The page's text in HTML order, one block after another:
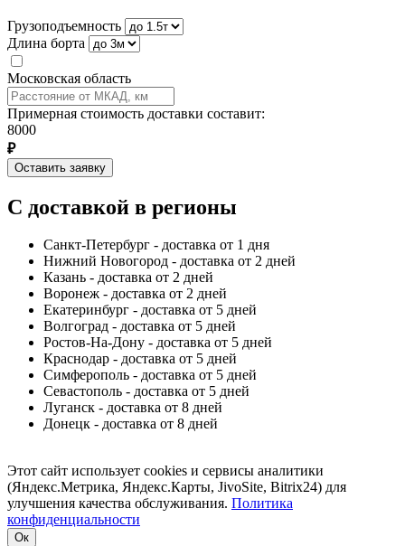
Грузоподъемность
Длина борта
Московская область
Примерная стоимость доставки составит:
8000
₽
Оставить заявку
С доставкой в регионы
Санкт-Петербург - доставка от 1 дня
Нижний Новогород - доставка от 2 дней
Казань - доставка от 2 дней
Воронеж - доставка от 2 дней
Екатеринбург - доставка от 5 дней
Волгоград - доставка от 5 дней
Ростов-На-Дону - доставка от 5 дней
Краснодар - доставка от 5 дней
Симферополь - доставка от 5 дней
Севастополь - доставка от 5 дней
Луганск - доставка от 8 дней
Донецк - доставка от 8 дней
Этот сайт использует cookies и сервисы аналитики
(Яндекс.Метрика, Яндекс.Карты, JivoSite, Bitrix24) для
улучшения качества обслуживания. Политика
конфиденциальности
Ок